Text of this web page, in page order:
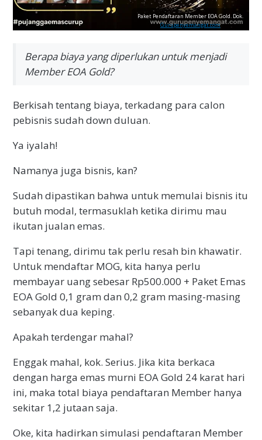
Paket Pendaftaran Member EOA Gold. Dok.
Gurupenyemangat.com
Berapa biaya yang diperlukan untuk menjadi
Member EOA Gold?
Berkisah tentang biaya, terkadang para calon
pebisnis sudah down duluan.
Ya iyalah!
Namanya juga bisnis, kan?
Sudah dipastikan bahwa untuk memulai bisnis itu
butuh modal, termasuklah ketika dirimu mau
ikutan jualan emas.
Tapi tenang, dirimu tak perlu resah bin khawatir.
Untuk mendaftar MOG, kita hanya perlu
membayar uang sebesar Rp500.000 + Paket Emas
EOA Gold 0,1 gram dan 0,2 gram masing-masing
sebanyak dua keping.
Apakah terdengar mahal?
Enggak mahal, kok. Serius. Jika kita berkaca
dengan harga emas murni EOA Gold 24 karat hari
ini, maka total biaya pendaftaran Member hanya
sekitar 1,2 jutaan saja.
Oke, kita hadirkan simulasi pendaftaran Member